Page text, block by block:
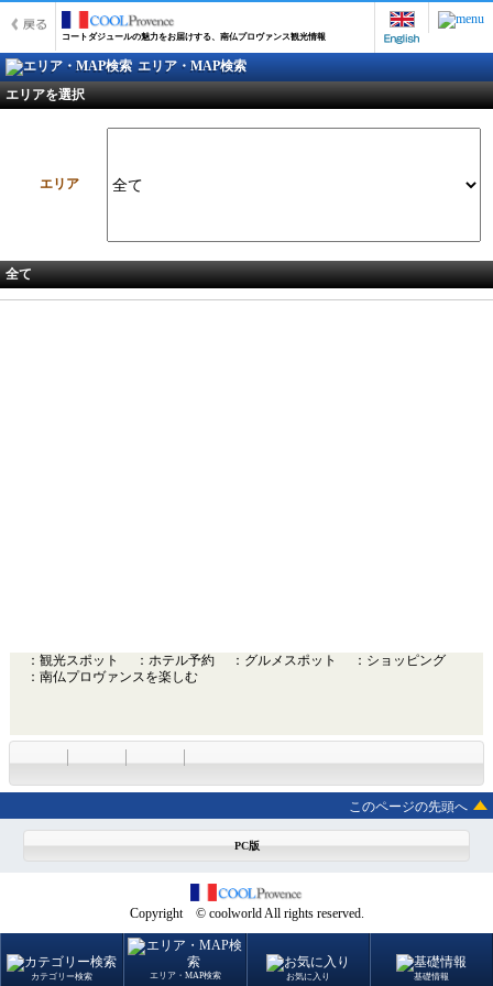
コートダジュールの魅力をお届けする、南仏プロヴァンス観光情報
エリア・MAP検索
エリアを選択
エリア
全て
：観光スポット ：ホテル予約 ：グルメスポット
：ショッピング
：南仏プロヴァンスを楽しむ
このページの先頭へ
PC版
Copyright © coolworld All rights reserved.
カテゴリー検索 エリア・MAP検索 お気に入り 基礎情報